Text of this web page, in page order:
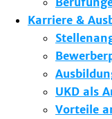
Karriere &
UKD als
Vorteile